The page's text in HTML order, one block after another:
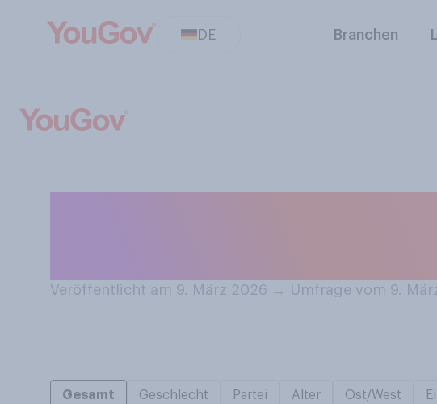
DE Branchen
Veröffentlicht am 9. März 2026 → Umfrage vom 9.
Gesamt Geschlecht Partei Alter Ost/West